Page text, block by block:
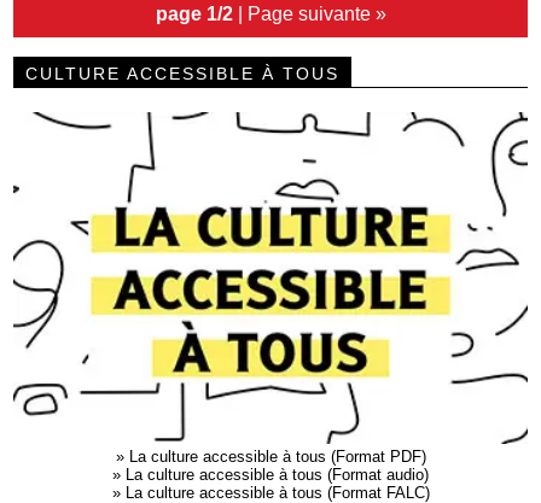
page 1/2 | Page suivante »
CULTURE ACCESSIBLE À TOUS
» La culture accessible à tous (Format PDF)
» La culture accessible à tous (Format audio)
» La culture accessible à tous (Format FALC)